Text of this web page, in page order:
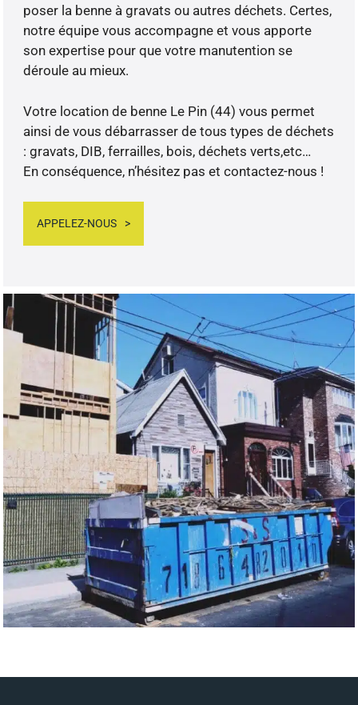
poser la benne à gravats ou autres déchets. Certes,
notre équipe vous accompagne et vous apporte
son expertise pour que votre manutention se
déroule au mieux.
Votre location de benne Le Pin (44) vous permet
ainsi de vous débarrasser de tous types de déchets
: gravats, DIB, ferrailles, bois, déchets verts,etc…
En conséquence, n’hésitez pas et contactez-nous !
APPELEZ-NOUS